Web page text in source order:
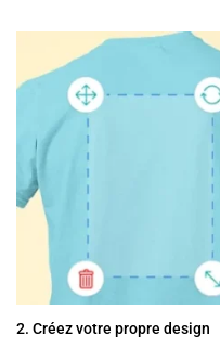
2. Créez votre propre design